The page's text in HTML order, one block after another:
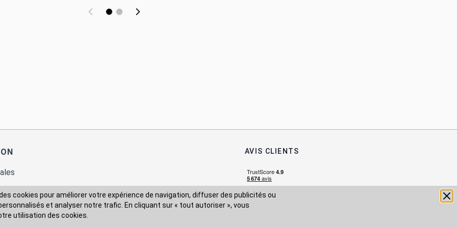
cookies pour améliorer votre expérience de navigation, diffuser des publicités ou
et analyser notre trafic. En cliquant sur « tout autoriser », vous
utilisation des cookies.
données
AVIS CLIENTS